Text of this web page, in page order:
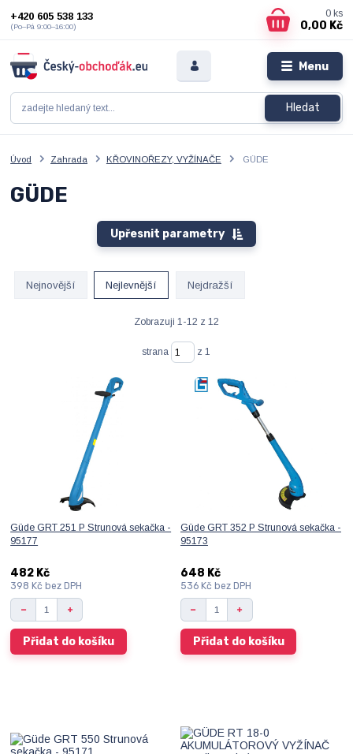
Menu
Hledat
+420 605 538 133
(Po–Pá 9:00–16:00)
0 ks
0,00 Kč
Úvod Zahrada KŘOVINOŘEZY, VYŽÍNAČE GÜDE
GÜDE
Upřesnit parametry
Nejnovější Nejlevnější Nejdražší
Zobrazuji 1-12 z 12
strana z 1
Güde GRT 251 P Strunová sekačka -
95177
482 Kč
398 Kč bez DPH
Přidat do košíku
Güde GRT 352 P Strunová sekačka -
95173
648 Kč
536 Kč bez DPH
Přidat do košíku